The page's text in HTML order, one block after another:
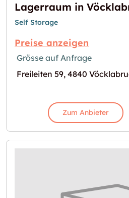
Lagerraum in
Self Storage
Preise anzeigen
Grösse auf Anfrage
Freileiten 59, 4840
Zum Anbieter